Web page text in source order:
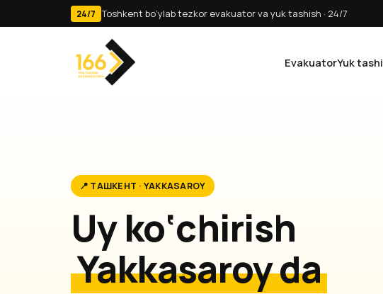
24/7 Toshkent bo‘ylab tezkor evakuator va yuk tashish · 24/7
EvakuatorYuk
📍 ТАШКЕНТ · YAKKASAROY
Uy ko‘chirish
Yakkasaroy da